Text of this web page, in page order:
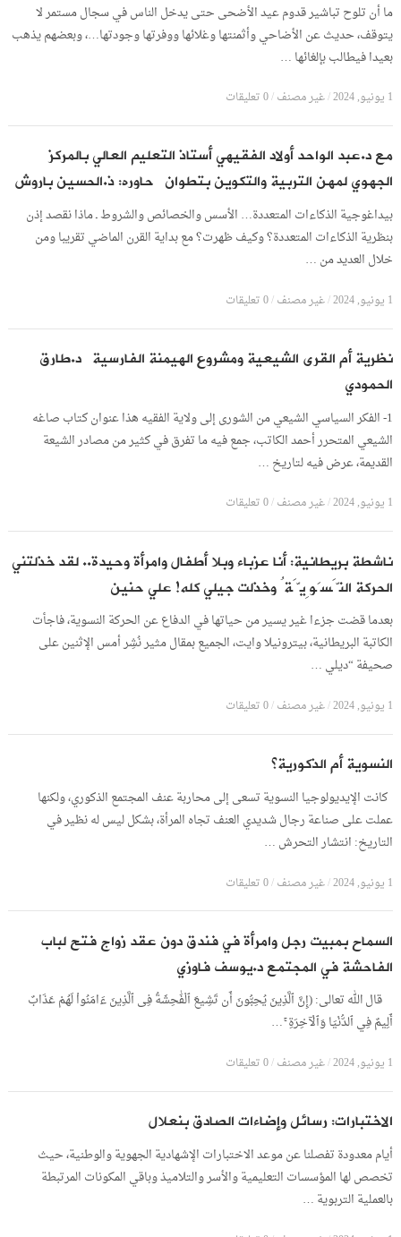
ما أن تلوح تباشير قدوم عيد الأضحى حتى يدخل الناس في سجال مستمر لا
يتوقف، حديث عن الأضاحي وأثمنتها وغلائها ووفرتها وجودتها…، وبعضهم يذهب
بعيدا فيطالب بإلغائها …
1 يونيو, 2024 /غير مصنف/0 تعليقات
مع د.عبد الواحد أولاد الفقيهي أستاذ التعليم العالي بالمركز
الجهوي لمهن التربية والتكوين بتطوان حاوره: ذ.الحسين باروش
بيداغوجية الذكاءات المتعددة… الأسس والخصائص والشروط ـ ماذا نقصد إذن
بنظرية الذكاءات المتعددة؟ وكيف ظهرت؟ مع بداية القرن الماضي تقريبا ومن
خلال العديد من …
1 يونيو, 2024 /غير مصنف/0 تعليقات
نظرية أم القرى الشيعية ومشروع الهيمنة الفارسية د.طارق
الحمودي
1- الفكر السياسي الشيعي من الشورى إلى ولاية الفقيه هذا عنوان كتاب صاغه
الشيعي المتحرر أحمد الكاتب، جمع فيه ما تفرق في كثير من مصادر الشيعة
القديمة، عرض فيه لتاريخ …
1 يونيو, 2024 /غير مصنف/0 تعليقات
ناشطة بريطانية: أنا عزباء وبلا أطفال وامرأة وحيدة.. لقد خذلتني
الحركة النَّسَوِيَّةُ وخذلت جيلي كله! علي حنين
بعدما قضت جزءا غير يسير من حياتها في الدفاع عن الحركة النسوية، فاجأت
الكاتبة البريطانية، بيترونيلا وايت، الجميع بمقال مثير نُشِر أمس الإثنين على
صحيفة “ديلي …
1 يونيو, 2024 /غير مصنف/0 تعليقات
النسوية أم الذكورية؟
كانت الإيديولوجيا النسوية تسعى إلى محاربة عنف المجتمع الذكوري، ولكنها
عملت على صناعة رجال شديدي العنف تجاه المرأة، بشكل ليس له نظير في
التاريخ: انتشار التحرش …
1 يونيو, 2024 /غير مصنف/0 تعليقات
السماح بمبيت رجل وامرأة في فندق دون عقد زواج فتح لباب
الفاحشة في المجتمع د.يوسف فاوزي
قال الله تعالى: (إِنَّ ٱلَّذِينَ يُحِبُّونَ أَن تَشِيعَ ٱلْفَٰحِشَةُ فِى ٱلَّذِينَ ءَامَنُواْ لَهُمْ عَذَابٌ
أَلِيمٌ فِي ٱلدُّنْيَا وَٱلْآخِرَةِ ۚ …
1 يونيو, 2024 /غير مصنف/0 تعليقات
الاختبارات: رسائل وإضاءات الصادق بنعلال
أيام معدودة تفصلنا عن موعد الاختبارات الإشهادية الجهوية والوطنية، حيث
تخصص لها المؤسسات التعليمية والأسر والتلاميذ وباقي المكونات المرتبطة
بالعملية التربوية …